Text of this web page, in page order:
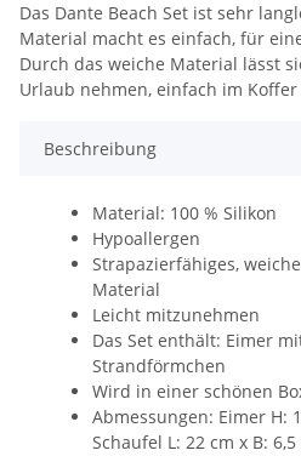
Das Dante Beach Set ist sehr
Material macht es einfach, für
Durch das weiche Material lässt
Urlaub nehmen, einfach im
Beschreibung
Material: 100 % Silikon
Hypoallergen
Strapazierfähiges,
Material
Leicht mitzunehmen
Das Set enthält: Eimer
Strandförmchen
Wird in einer schönen
Abmessungen: Eimer H:
Schaufel L: 22 cm x B: